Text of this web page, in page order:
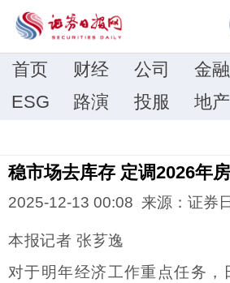
首页 财经 公司 金融
ESG
路演 投服 地产
稳市场去库存 定调2026年
2025-12-13 00:08 来源：证券
本报记者 张芗逸
对于明年经济工作重点任务，